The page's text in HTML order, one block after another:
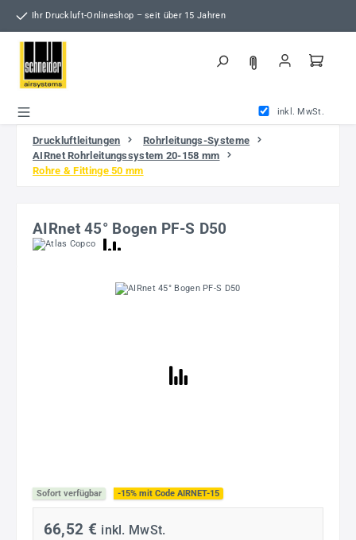
Zum Hauptinhalt springen
Ihr Druckluft-Onlineshop – seit über 15 Jahren
inkl. MwSt.
Druckluftleitungen
Rohrleitungs-Systeme
AIRnet Rohrleitungssystem 20-158 mm
Rohre & Fittinge 50 mm
AIRnet 45° Bogen PF-S D50
Bildergalerie überspringen
Sofort verfügbar -15% mit Code AIRNET-15
66,52 € inkl. MwSt.